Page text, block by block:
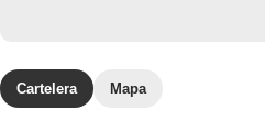
Cartelera Mapa